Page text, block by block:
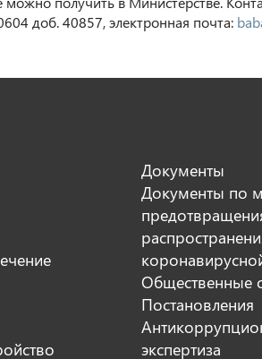
доб. 40857, электронная почта:
Документы
Документы по
Общественные
Постановления
экспертиза